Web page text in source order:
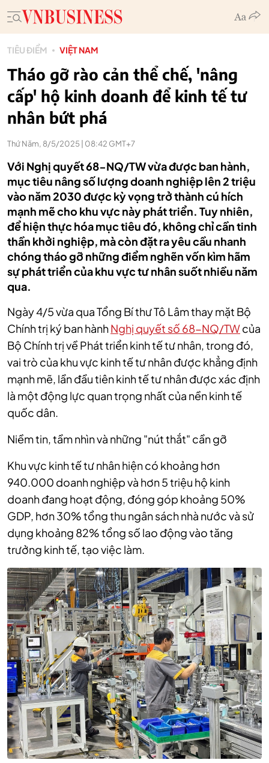
TIÊU ĐIỂM VIỆT NAM
Tháo gỡ rào cản thể chế, 'nâng
cấp' hộ kinh doanh để kinh tế tư
nhân bứt phá
Thứ Năm, 8/5/2025 | 08:42 GMT+7
Với Nghị quyết 68-NQ/TW vừa được ban hành,
mục tiêu nâng số lượng doanh nghiệp lên 2 triệu
vào năm 2030 được kỳ vọng trở thành cú hích
mạnh mẽ cho khu vực này phát triển. Tuy nhiên,
để hiện thực hóa mục tiêu đó, không chỉ cần tinh
thần khởi nghiệp, mà còn đặt ra yêu cầu nhanh
chóng tháo gỡ những điểm nghẽn vốn kìm hãm
sự phát triển của khu vực tư nhân suốt nhiều năm
qua.
Ngày 4/5 vừa qua Tổng Bí thư Tô Lâm thay mặt Bộ
Chính trị ký ban hànhNghị quyết số 68-NQ/TWcủa
Bộ Chính trị về Phát triển kinh tế tư nhân, trong đó,
vai trò của khu vực kinh tế tư nhân được khẳng định
mạnh mẽ, lần đầu tiên kinh tế tư nhân được xác định
là một động lực quan trọng nhất của nền kinh tế
quốc dân.
Niềm tin, tầm nhìn và những "nút thắt" cần gỡ
Khu vực kinh tế tư nhân hiện có khoảng hơn
940.000 doanh nghiệp và hơn 5 triệu hộ kinh
doanh đang hoạt động, đóng góp khoảng 50%
GDP, hơn 30% tổng thu ngân sách nhà nước và sử
dụng khoảng 82% tổng số lao động vào tăng
trưởng kinh tế, tạo việc làm.